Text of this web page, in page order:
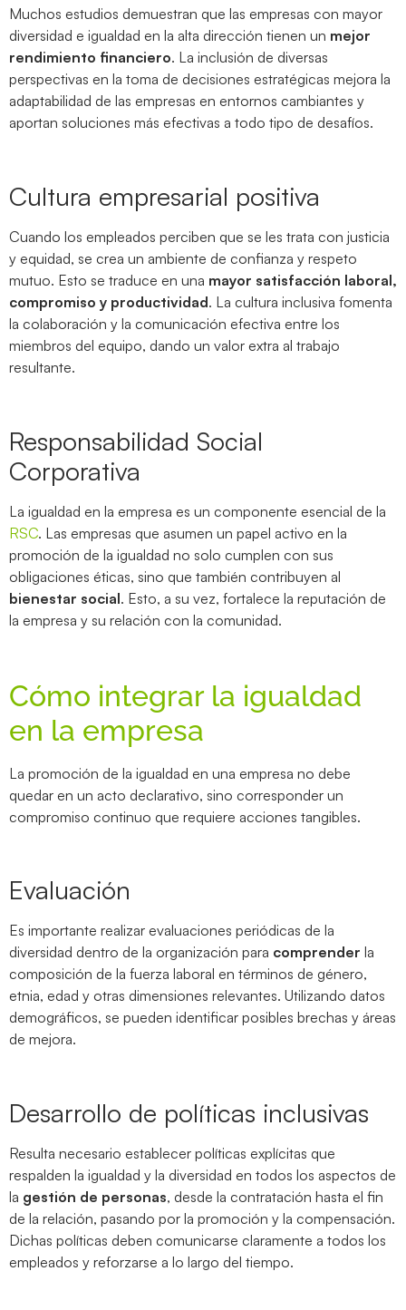
Muchos estudios demuestran que las empresas con mayor
diversidad e igualdad en la alta dirección tienen un mejor
rendimiento financiero. La inclusión de diversas
perspectivas en la toma de decisiones estratégicas mejora la
adaptabilidad de las empresas en entornos cambiantes y
aportan soluciones más efectivas a todo tipo de desafíos.
Cultura empresarial positiva
Cuando los empleados perciben que se les trata con justicia
y equidad, se crea un ambiente de confianza y respeto
mutuo. Esto se traduce en una mayor satisfacción laboral,
compromiso y productividad. La cultura inclusiva fomenta
la colaboración y la comunicación efectiva entre los
miembros del equipo, dando un valor extra al trabajo
resultante.
Responsabilidad Social
Corporativa
La igualdad en la empresa es un componente esencial de la
RSC. Las empresas que asumen un papel activo en la
promoción de la igualdad no solo cumplen con sus
obligaciones éticas, sino que también contribuyen al
bienestar social. Esto, a su vez, fortalece la reputación de
la empresa y su relación con la comunidad.
Cómo integrar la igualdad
en la empresa
La promoción de la igualdad en una empresa no debe
quedar en un acto declarativo, sino corresponder un
compromiso continuo que requiere acciones tangibles.
Evaluación
Es importante realizar evaluaciones periódicas de la
diversidad dentro de la organización para comprender la
composición de la fuerza laboral en términos de género,
etnia, edad y otras dimensiones relevantes. Utilizando datos
demográficos, se pueden identificar posibles brechas y áreas
de mejora.
Desarrollo de políticas inclusivas
Resulta necesario establecer políticas explícitas que
respalden la igualdad y la diversidad en todos los aspectos de
la gestión de personas, desde la contratación hasta el fin
de la relación, pasando por la promoción y la compensación.
Dichas políticas deben comunicarse claramente a todos los
empleados y reforzarse a lo largo del tiempo.